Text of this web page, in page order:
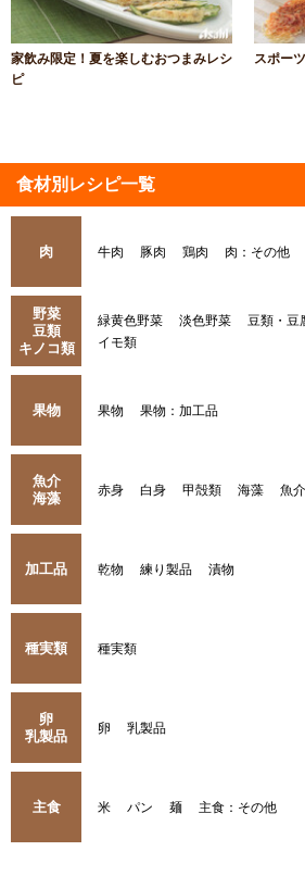
家飲み限定！夏を楽しむおつまみレシ
ピ
スポー
食材別レシピ一覧
肉 牛肉 豚肉 鶏肉 肉：その他
野菜
豆類
キノコ類
緑黄色野菜 淡色野菜 豆類・豆
イモ類
果物 果物 果物：加工品
魚介
海藻
赤身 白身 甲殻類 海藻 魚
加工品 乾物 練り製品 漬物
種実類 種実類
卵
乳製品
卵 乳製品
主食 米 パン 麺 主食：その他